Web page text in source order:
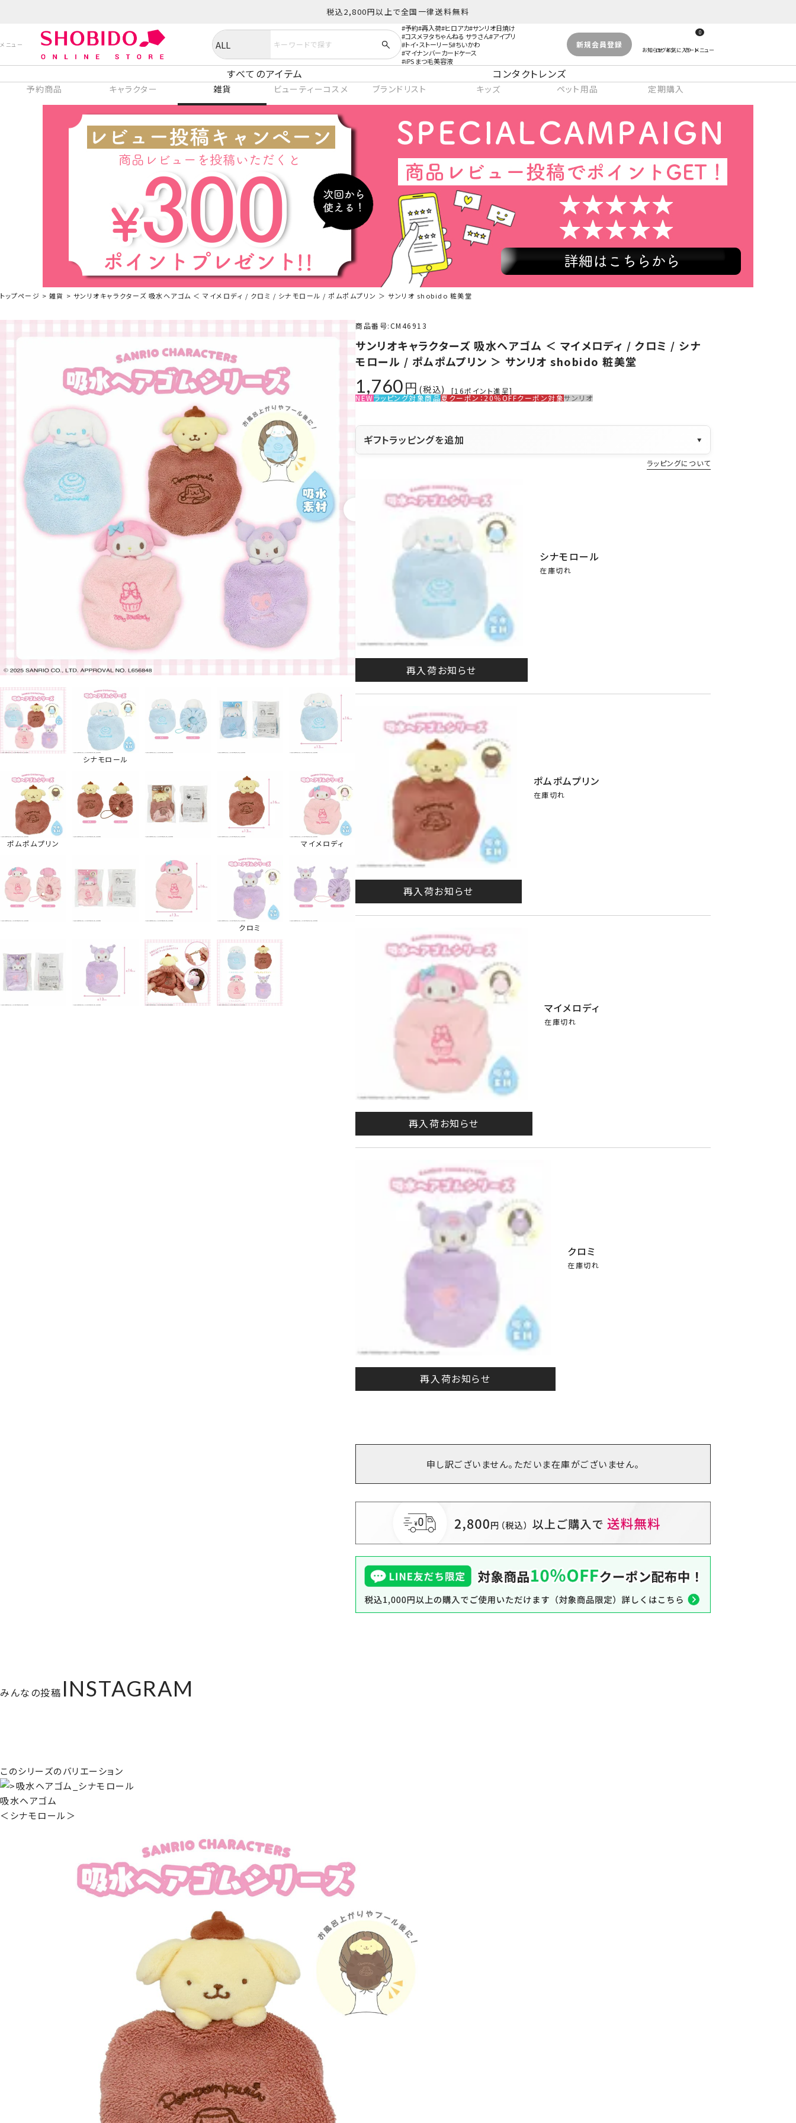
税込2,800円以上で全国一律送料無料
予約 再入荷 ヒロアカ サンリオ日焼け
コスメヲタちゃんねる サラさん アイプリ
トイ・ストーリー5 ちいかわ
マイナンバーカードケース
iPS まつ毛美容液
新規会員登録
0
すべてのアイテム コンタクトレンズ
予約商品 キャラクター 雑貨 ビューティーコスメ ブランドリスト キッズ ペット用品 定期購入
トップページ 雑貨 サンリオキャラクターズ 吸水ヘアゴム ＜ マイメロディ / クロミ / シナモロール / ポムポムプリン ＞ サンリオ shobido 粧美堂
シナモロール
シナモロール
ポムポムプリン マイメロディ
クロミ
商品番号 CM46913
サンリオキャラクターズ 吸水ヘアゴム ＜ マイメロディ / クロミ / シナ
モロール / ポムポムプリン ＞ サンリオ shobido 粧美堂
1,760 税込 [16ポイント進呈]
NEWラッピング対象商品夏クーポン：20％OFFクーポン対象サンリオ
ギフトラッピングを追加 ▼
ラッピングについて
シナモロール
在庫切れ
再入荷お知らせ
ポムポムプリン
在庫切れ
再入荷お知らせ
マイメロディ
在庫切れ
再入荷お知らせ
クロミ
在庫切れ
再入荷お知らせ
申し訳ございません。ただいま在庫がございません。
みんなの投稿 INSTAGRAM
このシリーズのバリエーション
吸水ヘアゴム
＜シナモロール＞